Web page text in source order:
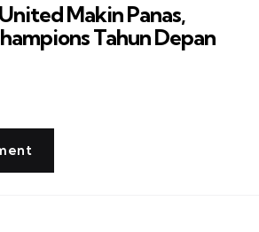
Makin Panas,
Tahun Depan